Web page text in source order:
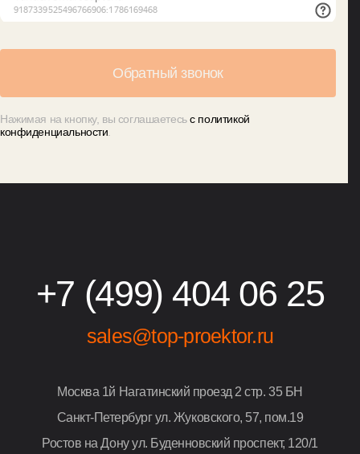
Нажимая на кнопку, вы соглашаетесьс политикой
конфиденциальности
+7 (499) 404 06 25
sales@top-proektor.ru
Москва 1й Нагатинский проезд 2 стр. 35 БН
Санкт-Петербургул. Жуковского, 57, пом.19
Ростов на Донуул. Буденновский проспект, 120/1